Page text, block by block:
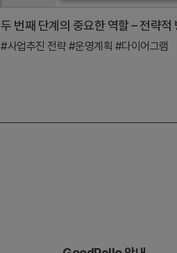
#사업추진 전략 #운영계획 #다이어그램